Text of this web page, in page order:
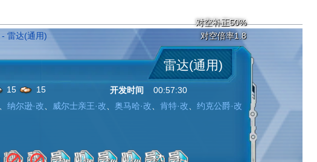
雷达(通用)
15 15 开发时间 00:57:30
纳尔逊·改 威尔士亲王·改 奥马哈·改 肯特·改
约克公爵·改
对空补正50%
对空倍率1.8